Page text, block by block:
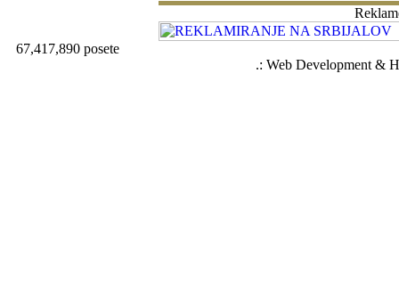
67,417,890 posete
.: Web Development &